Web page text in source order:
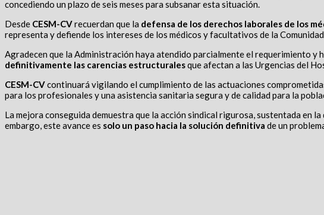
concediendo un plazo de seis meses para subsanar esta situación.
Desde CESM-CVrecuerdan que la defensa de los derechos laborales de los
representa y defiende los intereses de los médicos y facultativos de la
Agradecen que la Administración haya atendido parcialmente el requerimiento
definitivamente las carencias estructuralesque afectan a las Urgencias del
CESM-CVcontinuará vigilando el cumplimiento de las actuaciones
para los profesionales y una asistencia sanitaria segura y de calidad para la
La mejora conseguida demuestra que la acción sindical rigurosa, sustentada en
embargo, este avance es solo un paso hacia la solución definitiva de un